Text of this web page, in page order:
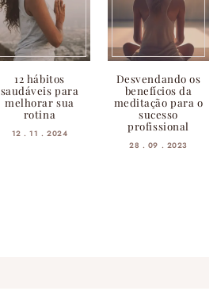
12 hábitos
saudáveis para
melhorar sua
rotina
12 . 11 . 2024
Desvendando os
benefícios da
meditação para o
sucesso
profissional
28 . 09 . 2023